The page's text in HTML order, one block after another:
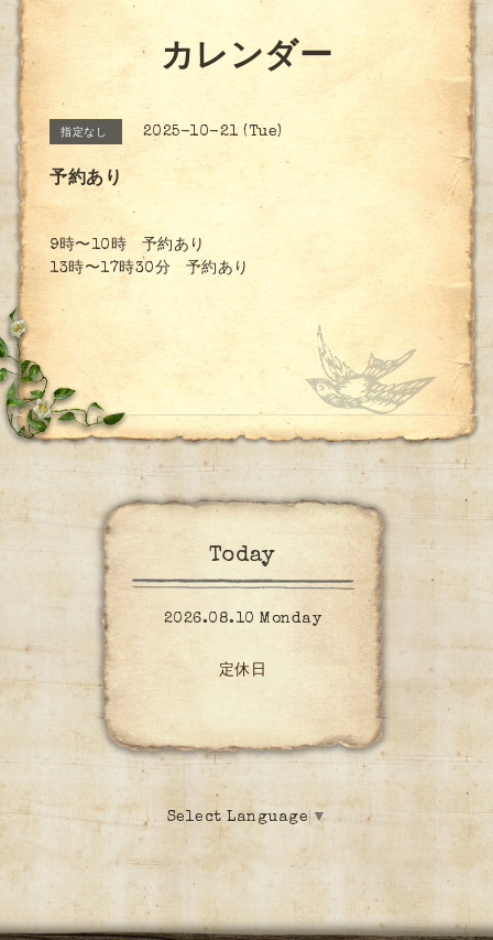
カレンダー
指定なし 2025-10-21 (Tue)
予約あり
9時〜10時 予約あり
13時〜17時30分 予約あり
Today
2026.08.10 Monday
定休日
Select Language ▼